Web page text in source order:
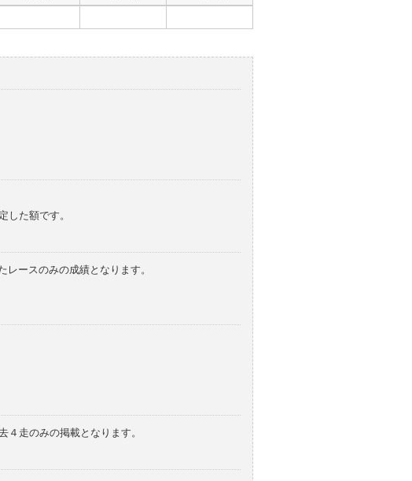
した額です。
ースのみの成績となります。
走のみの掲載となります。